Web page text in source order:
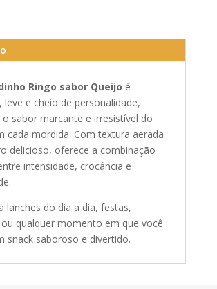
Ringo sabor Queijo é
leve e cheio de personalidade,
sabor marcante e irresistível do
cada mordida. Com textura aerada
delicioso, oferece a combinação
intensidade, crocância e
lanches do dia a dia, festas,
qualquer momento em que você
snack saboroso e divertido.